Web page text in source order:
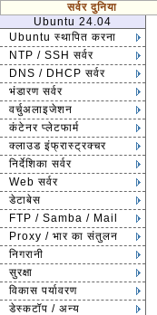
सर्वर दुनिया
Ubuntu 24.04
Ubuntu स्थापित करना
NTP / SSH सर्वर
DNS / DHCP सर्वर
भंडारण सर्वर
वर्चुअलाइजेशन
कंटेनर प्लेटफार्म
क्लाउड इंफ्रास्ट्रक्चर
निर्देशिका सर्वर
Web सर्वर
डेटाबेस
FTP / Samba / Mail
Proxy / भार का संतुलन
निगरानी
सुरक्षा
विकास पर्यावरण
डेस्कटॉप / अन्य